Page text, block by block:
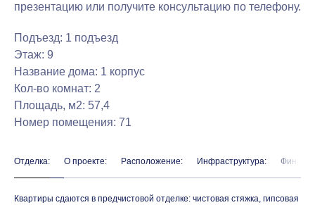
презентацию или получите консультацию по телефону.
Подъезд: 1 подъезд
Этаж: 9
Название дома: 1 корпус
Кол-во комнат: 2
Площадь, м2: 57,4
Номер помещения: 71
Отделка: О проекте: Расположение: Инфраструктура:
Квартиры сдаются в предчистовой отделке: чистовая стяжка, гипсовая